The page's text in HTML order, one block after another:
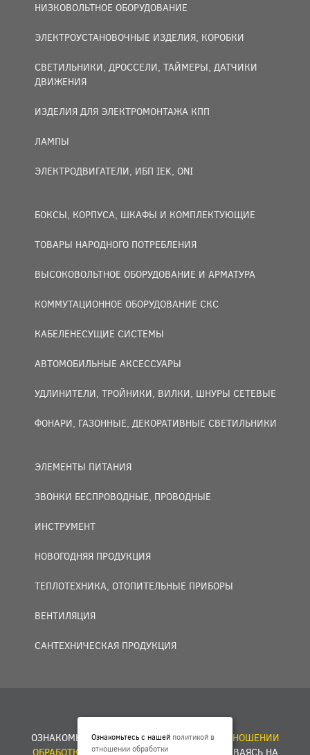
НИЗКОВОЛЬТНОЕ ОБОРУДОВАНИЕ
ЭЛЕКТРОУСТАНОВОЧНЫЕ ИЗДЕЛИЯ, КОРОБКИ
СВЕТИЛЬНИКИ, ДРОССЕЛИ, ТАЙМЕРЫ, ДАТЧИКИ
ДВИЖЕНИЯ
ИЗДЕЛИЯ ДЛЯ ЭЛЕКТРОМОНТАЖА КПП
ЛАМПЫ
ЭЛЕКТРОДВИГАТЕЛИ, ИБП IEK, ONI
БОКСЫ, КОРПУСА, ШКАФЫ И КОМПЛЕКТУЮЩИЕ
ТОВАРЫ НАРОДНОГО ПОТРЕБЛЕНИЯ
ВЫСОКОВОЛЬТНОЕ ОБОРУДОВАНИЕ И АРМАТУРА
КОММУТАЦИОННОЕ ОБОРУДОВАНИЕ СКС
КАБЕЛЕНЕСУЩИЕ СИСТЕМЫ
АВТОМОБИЛЬНЫЕ АКСЕССУАРЫ
УДЛИНИТЕЛИ, ТРОЙНИКИ, ВИЛКИ, ШНУРЫ СЕТЕВЫЕ
ФОНАРИ, ГАЗОННЫЕ, ДЕКОРАТИВНЫЕ СВЕТИЛЬНИКИ
ЭЛЕМЕНТЫ ПИТАНИЯ
ЗВОНКИ БЕСПРОВОДНЫЕ, ПРОВОДНЫЕ
ИНСТРУМЕНТ
НОВОГОДНЯЯ ПРОДУКЦИЯ
ТЕПЛОТЕХНИКА, ОТОПИТЕЛЬНЫЕ ПРИБОРЫ
ВЕНТИЛЯЦИЯ
САНТЕХНИЧЕСКАЯ ПРОДУКЦИЯ
ОЗНАКОМЬТЕСЬ С НАШЕЙПОЛИТИКОЙ В ОТНОШЕНИИ
ОБРАБОТКИ ПЕРСОНАЛЬНЫХ ДАННЫХ
. ОСТАВАЯСЬ НА
Ознакомьтесь с нашей политикой в
отношении обработки